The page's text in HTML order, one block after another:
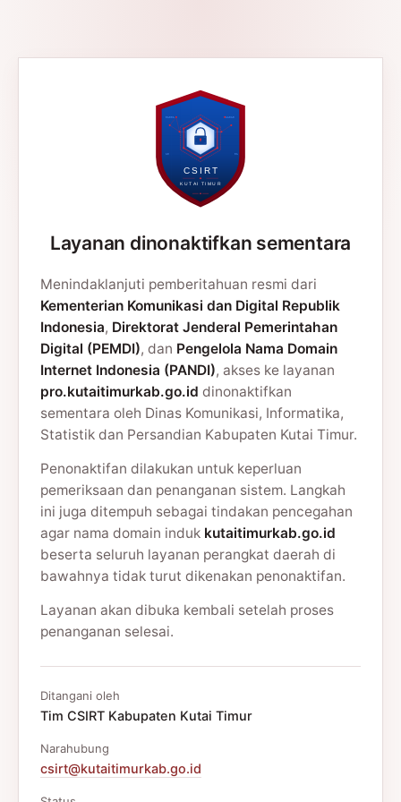
Layanan dinonaktifkan sementara
Menindaklanjuti pemberitahuan resmi dari
Kementerian Komunikasi dan Digital Republik
Indonesia, Direktorat Jenderal Pemerintahan
Digital (PEMDI), dan Pengelola Nama Domain
Internet Indonesia (PANDI), akses ke layanan
pro.kutaitimurkab.go.id dinonaktifkan
sementara oleh Dinas Komunikasi, Informatika,
Statistik dan Persandian Kabupaten Kutai Timur.
Penonaktifan dilakukan untuk keperluan
pemeriksaan dan penanganan sistem. Langkah
ini juga ditempuh sebagai tindakan pencegahan
agar nama domain induk kutaitimurkab.go.id
beserta seluruh layanan perangkat daerah di
bawahnya tidak turut dikenakan penonaktifan.
Layanan akan dibuka kembali setelah proses
penanganan selesai.
Ditangani oleh
Tim CSIRT Kabupaten Kutai Timur
Narahubung
csirt@kutaitimurkab.go.id